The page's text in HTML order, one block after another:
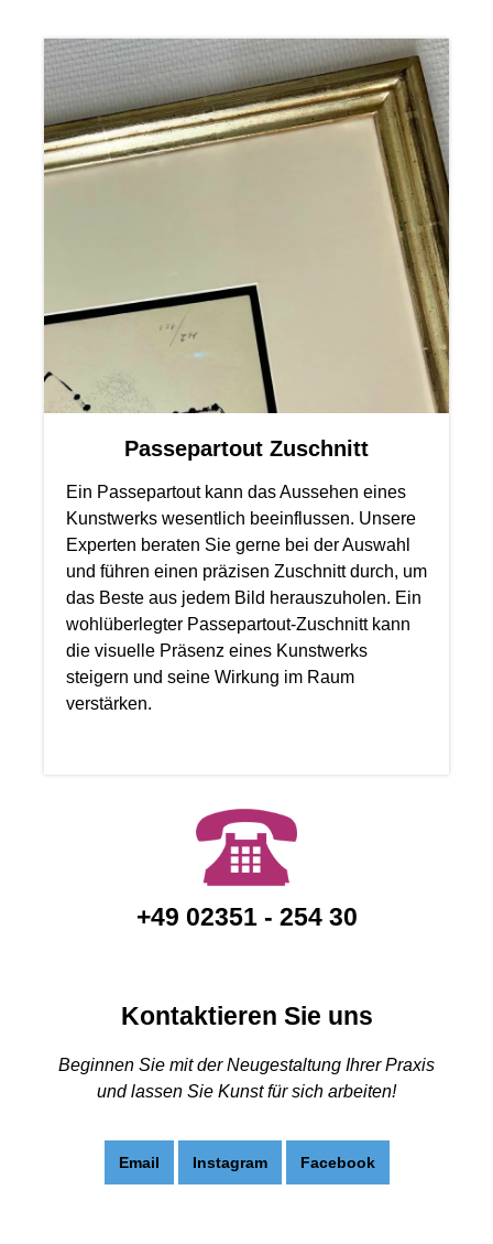
Passepartout Zuschnitt
Ein Passepartout kann das Aussehen eines
Kunstwerks wesentlich beeinflussen. Unsere
Experten beraten Sie gerne bei der Auswahl
und führen einen präzisen Zuschnitt durch, um
das Beste aus jedem Bild herauszuholen. Ein
wohlüberlegter Passepartout-Zuschnitt kann
die visuelle Präsenz eines Kunstwerks
steigern und seine Wirkung im Raum
verstärken.
+49 02351 - 254 30
Kontaktieren Sie uns
Beginnen Sie mit der Neugestaltung Ihrer Praxis
und lassen Sie Kunst für sich arbeiten!
Email Instagram Facebook